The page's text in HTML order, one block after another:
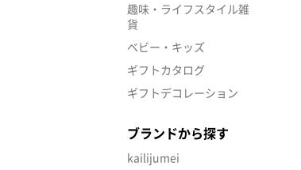
趣味・ライフスタイル雑
貨
ベビー・キッズ
ギフトカタログ
ギフトデコレーション
ブランドから探す
kailijumei